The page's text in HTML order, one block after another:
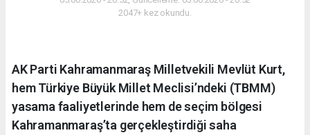
2047+ kez okundu.
AK Parti Kahramanmaraş Milletvekili Mevlüt Kurt,
hem Türkiye Büyük Millet Meclisi’ndeki (TBMM)
yasama faaliyetlerinde hem de seçim bölgesi
Kahramanmaraş’ta gerçekleştirdiği saha